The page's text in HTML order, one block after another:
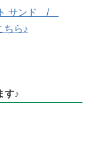
ト サンド /
ら♪
す♪